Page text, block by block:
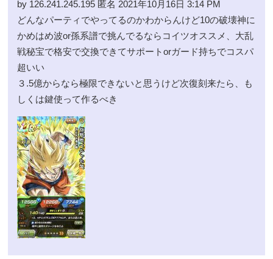
by 126.241.245.195 匿名 2021年10月16日 3:14 PM
どんなパーティでやってるのかわからんけど10の破壊神に
かめはめ波or孫系譜で挑んでるならコイツオススメ、大乱
戦秘宝で格安で交換できてサポートorガード持ちでコスパ
超いい
３.5億からなら極限できないと思うけど次復刻来たら、も
しくは鍵使って作るべき